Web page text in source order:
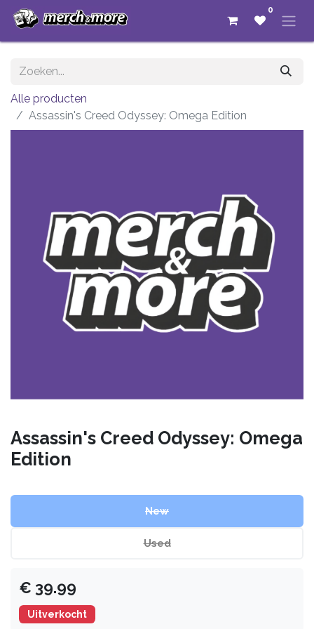
0
Alle producten
Assassin's Creed Odyssey: Omega Edition
Assassin's Creed Odyssey: Omega
Edition
New
Used
€ 39.99
Uitverkocht